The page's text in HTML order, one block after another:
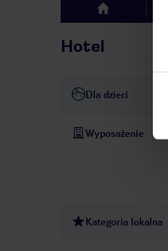
top
Hotel
Dla dzieci
Wyposażenie
Kategoria lokalna